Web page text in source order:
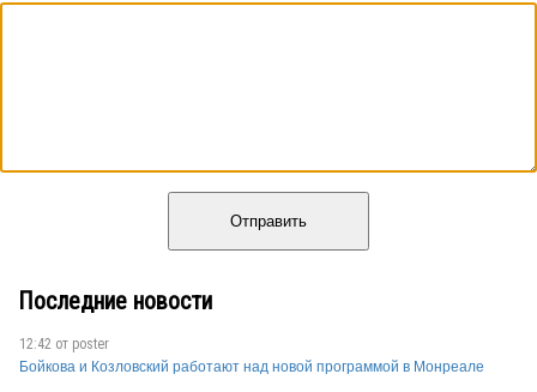
Отправить
Последние новости
12:42 от poster
Бойкова и Козловский работают над новой программой в Монреале